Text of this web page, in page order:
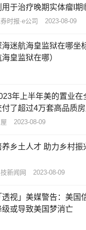
用于治疗晚期实体瘤I期
首例受试者入组
时报·e公司 2023-08-09
海迷航海皇监狱在哪坐
海皇监狱在哪）
年上半年美的置业在
付了超过4万套高品质
2023-08-09
养乡土人才 助力乡村振
新闻网 2023-08-09
透视」美媒警告：美国
级或导致美国梦消亡